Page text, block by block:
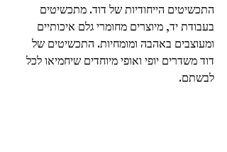
התכשיטים הייחודיות של דוד. מתכשיטים
בעבודת יד, מיוצרים מחומרי גלם איכותיים
ומעוצבים באהבה ומומחיות. התכשיטים של
דוד משדרים יופי ואופי מיוחדים שיחמיאו לכל
לבשתם.